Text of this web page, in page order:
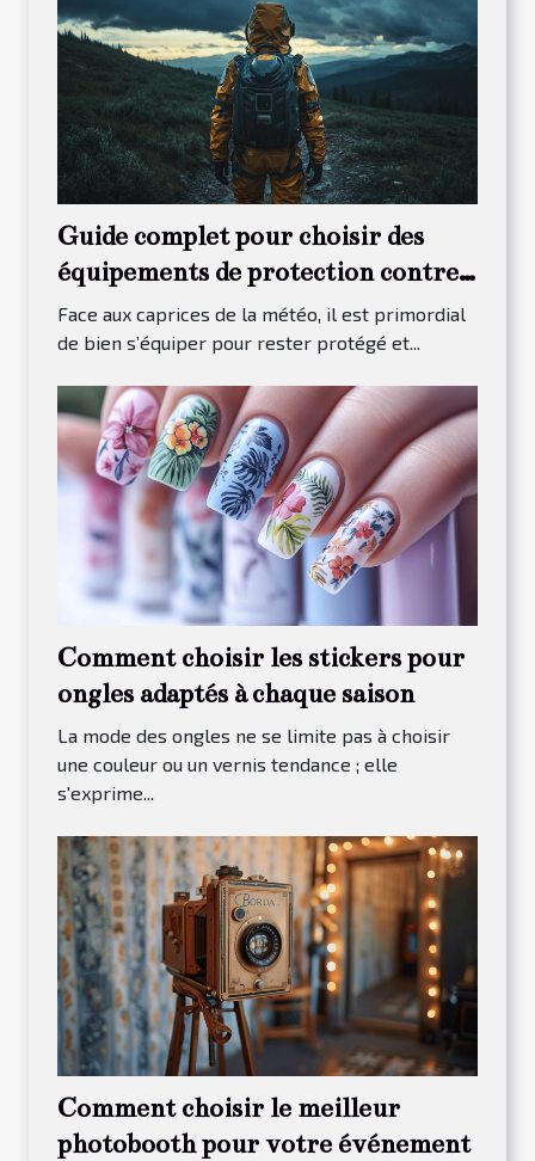
Guide complet pour choisir des
équipements de protection contre
les intempéries
Face aux caprices de la météo, il est primordial
de bien s’équiper pour rester protégé et...
Comment choisir les stickers pour
ongles adaptés à chaque saison
La mode des ongles ne se limite pas à choisir
une couleur ou un vernis tendance ; elle
s'exprime...
Comment choisir le meilleur
photobooth pour votre événement